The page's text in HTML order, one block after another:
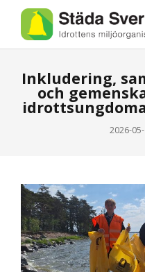
Inkludering,
och
2026-